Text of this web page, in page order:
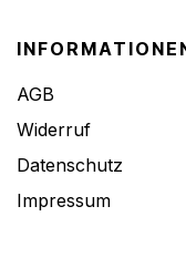
AGB
Widerruf
Datenschutz
Impressum